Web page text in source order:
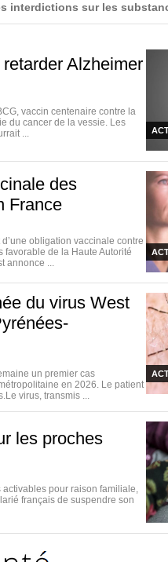
interdictions sur les
Alzheimer
vaccin centenaire contre la
du cancer de la vessie. Les
...
des
France
obligation vaccinale contre
favorable de la Haute Autorité
annonce ...
du virus West
un premier cas
en 2026. Le patient
virus, transmis ...
les proches
pour raison familiale,
français de suspendre son